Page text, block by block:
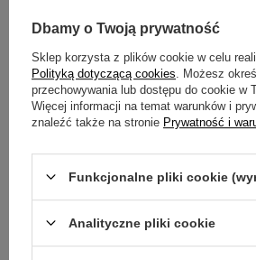
PYTANIA INNYCH
Czy jest możliwość nadruku po obu stronach
Potrzebujesz pomocy? Masz
niezwłocznie, najciekawsze pytania i
odpowiedzi publikując dla innych.
Dbamy o Twoją prywatność
Sklep korzysta z plików cookie w celu
Polityką dotyczącą cookies . Możesz
przechowywania lub dostępu do cookie w
Więcej informacji na temat warunków i
znaleźć także na stronie Prywatność i
Funkcjonalne pliki cookie
Analityczne pliki cookie